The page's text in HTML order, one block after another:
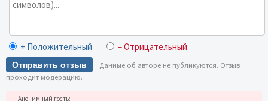
+ Положительный – Отрицательный
Отправить отзыв
Данные об авторе не публикуются. Отзыв
проходит модерацию.